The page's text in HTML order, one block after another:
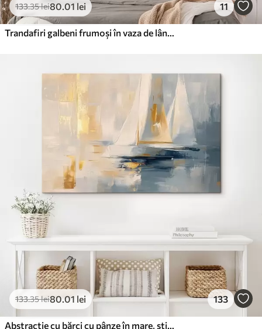
133.35lei80.01 lei 11
Trandafiri galbeni frumoși în vaza de lângă fereastră, apă cu lămâi verzi
133.35lei80.01 lei 133
Abstracție cu bărci cu pânze în mare, stil acrilic, apus de soare